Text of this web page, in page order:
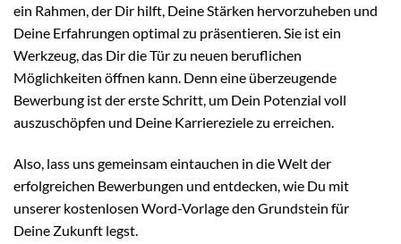
ein Rahmen, der Dir hilft, Deine Stärken hervorzuheben und
Deine Erfahrungen optimal zu präsentieren. Sie ist ein
Werkzeug, das Dir die Tür zu neuen beruflichen
Möglichkeiten öffnen kann. Denn eine überzeugende
Bewerbung ist der erste Schritt, um Dein Potenzial voll
auszuschöpfen und Deine Karriereziele zu erreichen.
Also, lass uns gemeinsam eintauchen in die Welt der
erfolgreichen Bewerbungen und entdecken, wie Du mit
unserer kostenlosen Word-Vorlage den Grundstein für
Deine Zukunft legst.